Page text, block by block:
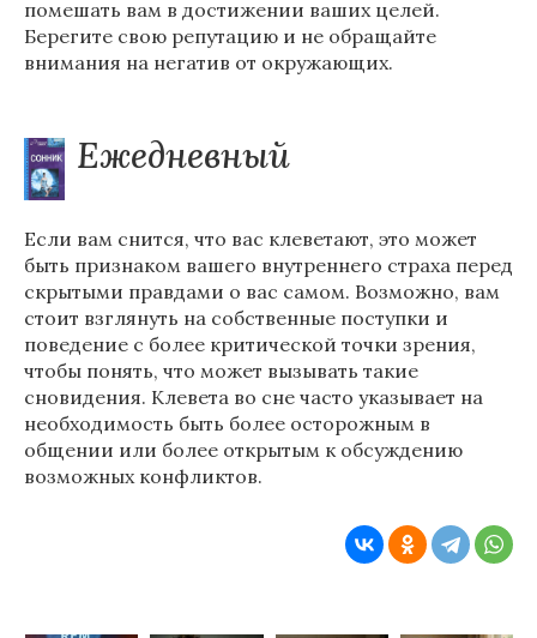
помешать вам в достижении ваших целей.
Берегите свою репутацию и не обращайте
внимания на негатив от окружающих.
Ежедневный
Если вам снится, что вас клеветают, это может
быть признаком вашего внутреннего страха перед
скрытыми правдами о вас самом. Возможно, вам
стоит взглянуть на собственные поступки и
поведение с более критической точки зрения,
чтобы понять, что может вызывать такие
сновидения. Клевета во сне часто указывает на
необходимость быть более осторожным в
общении или более открытым к обсуждению
возможных конфликтов.